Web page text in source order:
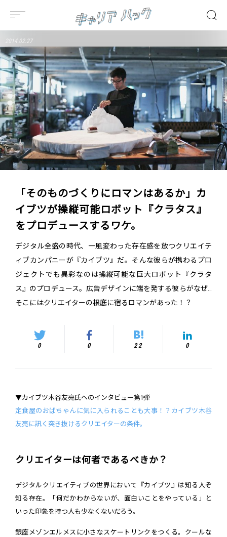
2014.02.27
「そのものづくりにロマンはあるか」カ
イブツが操縦可能ロボット『クラタス』
をプロデュースするワケ。
デジタル全盛の時代、一風変わった存在感を放つクリエイテ
ィブカンパニーが『カイブツ』だ。そんな彼らが携わるプロ
ジェクトでも異彩なのは操縦可能な巨大ロボット『クラタ
ス』のプロデュース。広告デザインに端を発する彼らがなぜ…
そこにはクリエイターの根底に宿るロマンがあった！？
0 0 22 0
▼カイブツ木谷友亮氏へのインタビュー第1弾
定食屋のおばちゃんに気に入られることも大事！？カイブツ木谷
友亮に訊く突き抜けるクリエイターの条件。
クリエイターは何者であるべきか？
デジタルクリエイティブの世界において『カイブツ』は知る人ぞ
知る存在。「何だかわからないが、面白いことをやっている」と
いった印象を持つ人も少なくないだろう。
銀座メゾンエルメスに小さなスケートリンクをつくる。クールな